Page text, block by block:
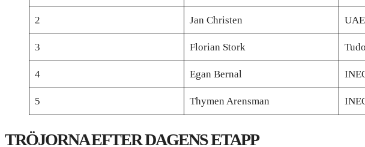
2 Jan Christen
3 Florian Stork
4 Egan Bernal
5 Thymen Arensman
TRÖJORNA EFTER DAGENS ETAPP